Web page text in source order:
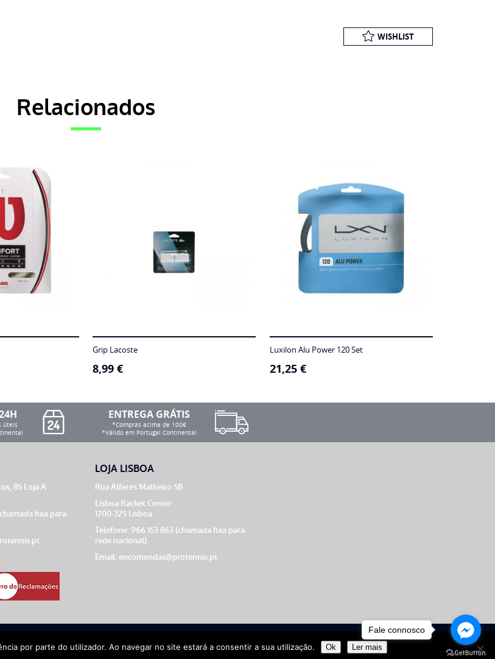
WISHLIST
Relacionados
Grip Lacoste
8,99€
Luxilon Alu Power 120 Set
21,25€
úteis
ENTREGA GRÁTIS
*Compras acima de 100€
*Válido em Portugal Continental
85 Loja A
fixa para
LOJA LISBOA
Rua Alferes Malheiro 5B
Lisboa Racket Center
1700-325 Lisboa
Telefone: 966 153 863 (chamada fixa para
rede nacional)
Email: encomendas@protennis.pt
Copyright © 2026ProTennis ©
por parte do utilizador. Ao navegar no site estará a consentir a sua utilização. Ok Ler mais
Fale connosco